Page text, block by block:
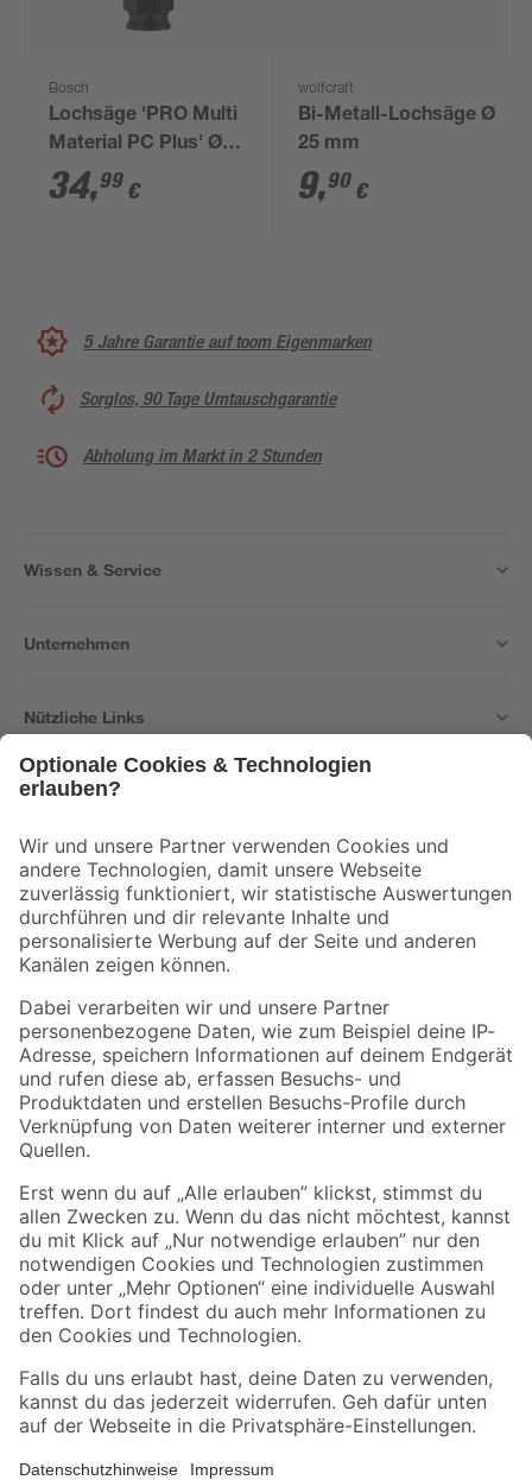
Bosch
Lochsäge 'PRO Multi
Material PC Plus' Ø
65 mm
34,99 €
wolfcraft
Bi-Metall-Lochsäge Ø
25 mm
9,90 €
5 Jahre Garantie auf toom Eigenmarken
Sorglos, 90 Tage Umtauschgarantie
Abholung im Markt in 2 Stunden
Wissen & Service
Unternehmen
Nützliche Links
Der toom Newsletter: Keine Angebote und Aktionen mehr verpassen!
Zur Newsletter Anmeldung
Folge uns
Zahlungsarten Versandarten
Sicher einkaufen
Jetzt die toom-App herunterladen
Alle Preisangaben in EUR inkl. gesetzl. MwSt.. Die dargestellten Angebote sind unter
Umständen nicht in allen Märkten verfügbar. Die angegebenen Verfügbarkeiten beziehen
Produkte nur solange der Vorrat reicht.